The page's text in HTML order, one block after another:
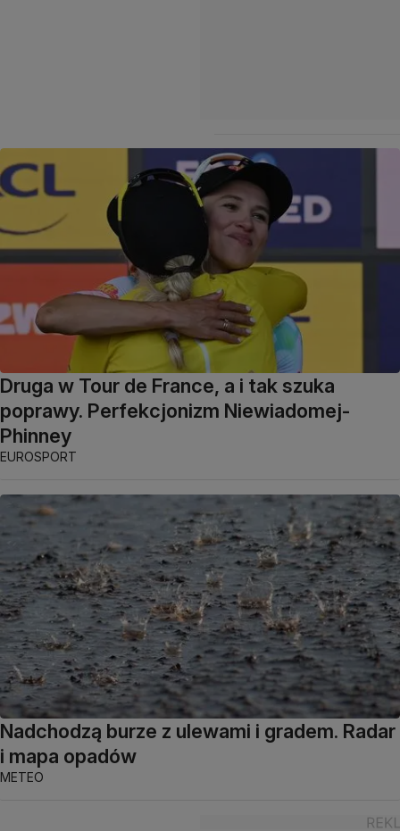
Druga w Tour de France, a i tak szuka
poprawy. Perfekcjonizm Niewiadomej-
Phinney
EUROSPORT
Nadchodzą burze z ulewami i gradem. Radar
i mapa opadów
METEO